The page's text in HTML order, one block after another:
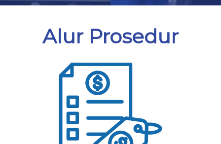
Alur Prosedur